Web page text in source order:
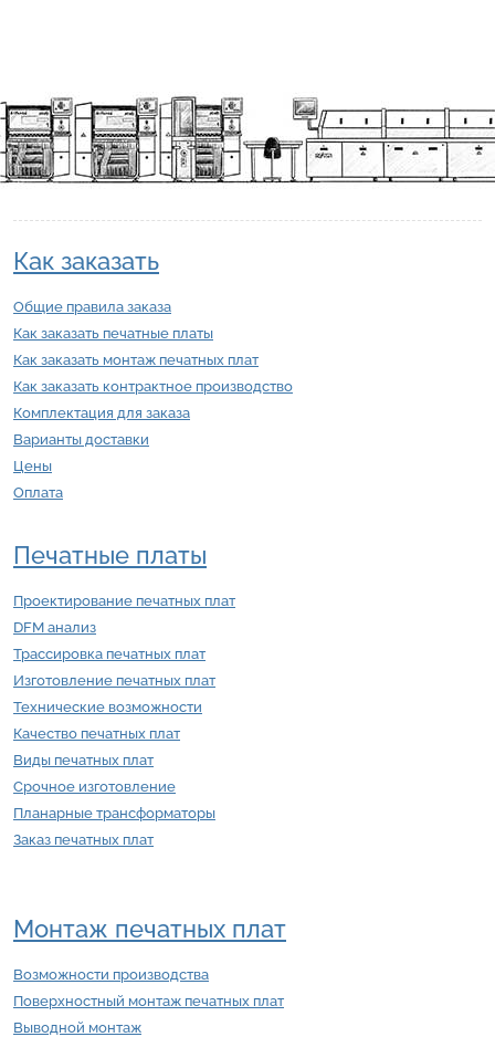
Как заказать
Общие правила заказа
Как заказать печатные платы
Как заказать монтаж печатных плат
Как заказать контрактное производство
Комплектация для заказа
Варианты доставки
Цены
Оплата
Печатные платы
Проектирование печатных плат
DFM анализ
Трассировка печатных плат
Изготовление печатных плат
Технические возможности
Качество печатных плат
Виды печатных плат
Срочное изготовление
Планарные трансформаторы
Заказ печатных плат
Монтаж печатных плат
Возможности производства
Поверхностный монтаж печатных плат
Выводной монтаж